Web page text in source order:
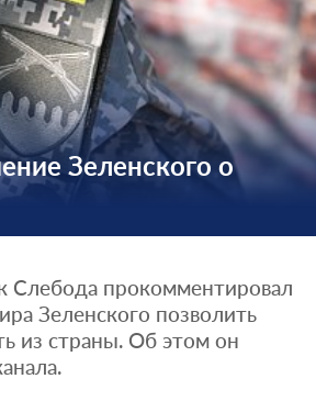
Зеленского о
Слебода прокомментировал
Зеленского позволить
из страны. Об этом он